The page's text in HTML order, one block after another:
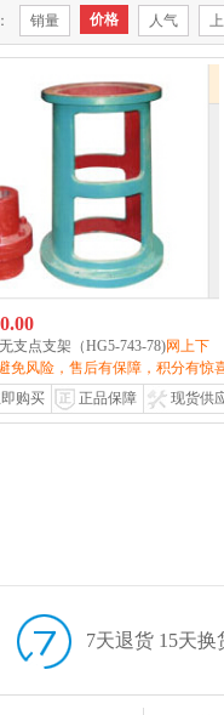
销量 价格 人气
支点支架（HG5-743-78)网上下
免风险，售后有保障，积分有惊
购买
正品保障 现货供
7天退货 15天换